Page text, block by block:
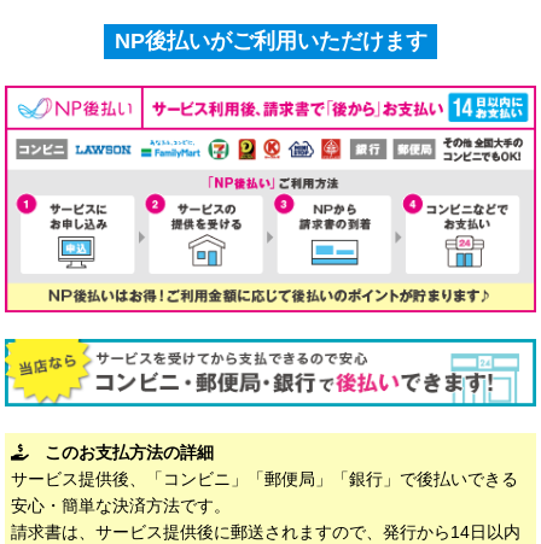
NP後払いがご利用いただけます
このお支払方法の詳細
サービス提供後、「コンビニ」「郵便局」「銀行」で後払いできる
安心・簡単な決済方法です。
請求書は、サービス提供後に郵送されますので、発行から14日以内